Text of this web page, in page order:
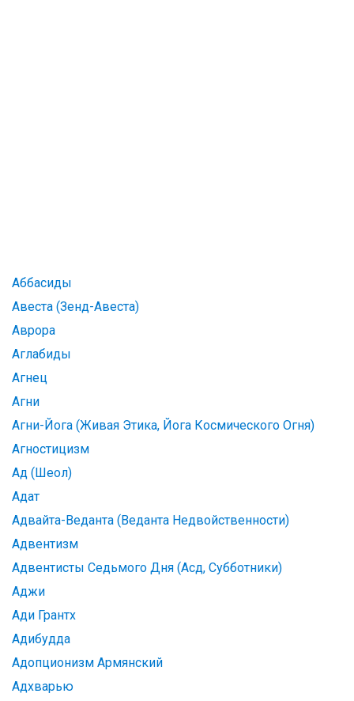
Аббасиды
Авеста (Зенд-Авеста)
Аврора
Аглабиды
Агнец
Агни
Агни-Йога (Живая Этика, Йога Космического Огня)
Агностицизм
Ад (Шеол)
Адат
Адвайта-Веданта (Веданта Недвойственности)
Адвентизм
Адвентисты Седьмого Дня (Асд, Субботники)
Аджи
Ади Грантх
Адибудда
Адопционизм Армянский
Адхварью